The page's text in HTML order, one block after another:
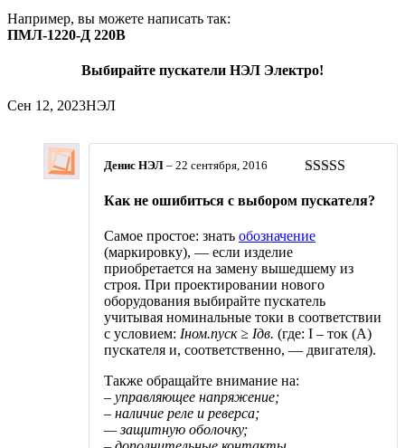
Например, вы можете написать так:
ПМЛ-1220-Д 220В
Выбирайте пускатели НЭЛ Электро!
Сен 12, 2023НЭЛ
5
Денис НЭЛ – 22 сентября, 2016
Как не ошибиться с выбором пускателя?
Самое простое: знать обозначение
(маркировку), — если изделие
приобретается на замену вышедшему из
строя. При проектировании нового
оборудования выбирайте пускатель
учитывая номинальные токи в соответствии
с условием: Iном.пуск ≥ Iдв. (где: I – ток (А)
пускателя и, соответственно, — двигателя).
Также обращайте внимание на:
– управляющее напряжение;
– наличие реле и реверса;
— защитную оболочку;